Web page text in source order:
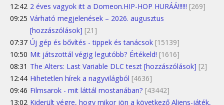
12:42 2 éves vagyok itt a Domeon.HIP-HOP HURÁÁ!!!!!! [269]
09:25 Várható megjelenések – 2026. augusztus
[hozzászólások] [21]
07:37 Új gép és bővítés - tippek és tanácsok [15139]
10:50 Mit játszottál végig legutóbb? Értékeld! [1616]
08:31 The Alters: Last Variable DLC teszt [hozzászólások] [2]
12:44 Hihetetlen hírek a nagyvilágból [4636]
09:46 Filmsarok - mit láttál mostanában? [43442]
13:02 Kiderült végre, hogy mikor jön a következő Aliens-játék,